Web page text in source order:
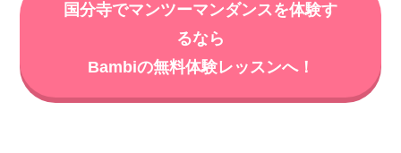
国分寺でマンツーマンダンスを体験す
るなら
Bambiの無料体験レッスンへ！